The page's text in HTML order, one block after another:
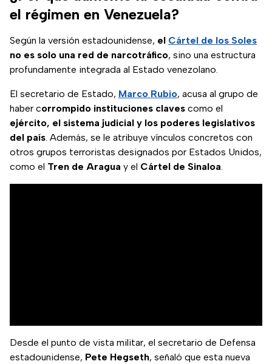
el régimen en Venezuela?
Según la versión estadounidense, el Cártel de los Soles
no es solo una red de narcotráfico, sino una estructura
profundamente integrada al Estado venezolano.
El secretario de Estado, Marco Rubio, acusa al grupo de
haber corrompido instituciones claves como el
ejército, el sistema judicial y los poderes legislativos
del país. Además, se le atribuye vínculos concretos con
otros grupos terroristas designados por Estados Unidos,
como el Tren de Aragua y el Cártel de Sinaloa.
Desde el punto de vista militar, el secretario de Defensa
estadounidense, Pete Hegseth, señaló que esta nueva